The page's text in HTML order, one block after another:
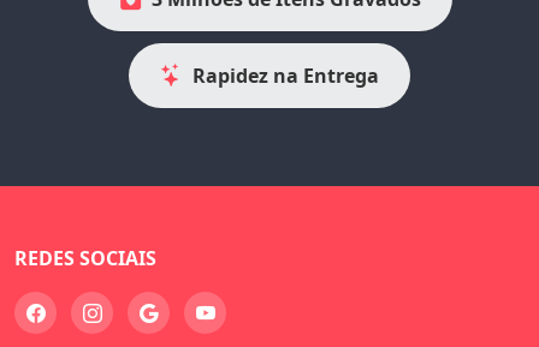
Rapidez na Entrega
REDES SOCIAIS